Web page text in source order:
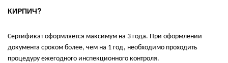
КИРПИЧ?
Сертификат оформляется максимум на 3 года. При оформлении
документа сроком более, чем на 1 год, необходимо проходить
процедуру ежегодного инспекционного контроля.